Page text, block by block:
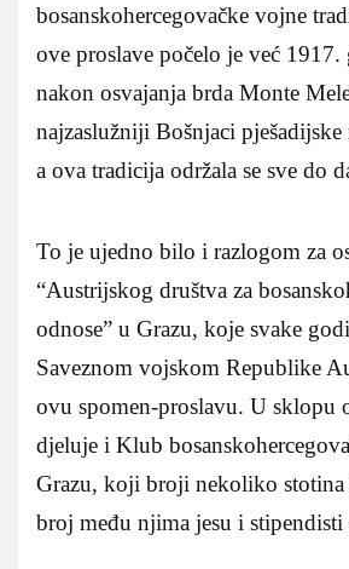
bosanskohercegovačke vojne
ove proslave počelo je već
nakon osvajanja brda Monte
najzaslužniji Bošnjaci pješadijske
a ova tradicija održala se sve do
To je ujedno bilo i razlogom za
“Austrijskog društva za
odnose” u Grazu, koje svake
Saveznom vojskom Republike
ovu spomen-proslavu. U sklopu
djeluje i Klub
Grazu, koji broji nekoliko
broj među njima jesu i stipendisti